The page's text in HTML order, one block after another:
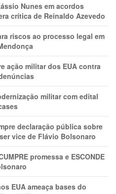
Nunes em acordos
crítica de Reinaldo Azevedo
riscos ao processo legal em
ação militar dos EUA contra
militar com edital
declaração pública sobre
vice de Flávio Bolsonaro
promessa e ESCONDE
EUA ameaça bases do